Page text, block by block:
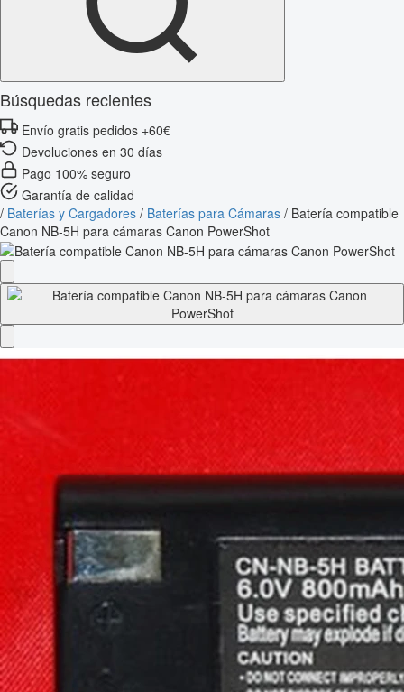
Búsquedas recientes
Envío gratis pedidos +60€
Devoluciones en 30 días
Pago 100% seguro
Garantía de calidad
/ Baterías y Cargadores / Baterías para Cámaras / Batería compatible
Canon NB-5H para cámaras Canon PowerShot